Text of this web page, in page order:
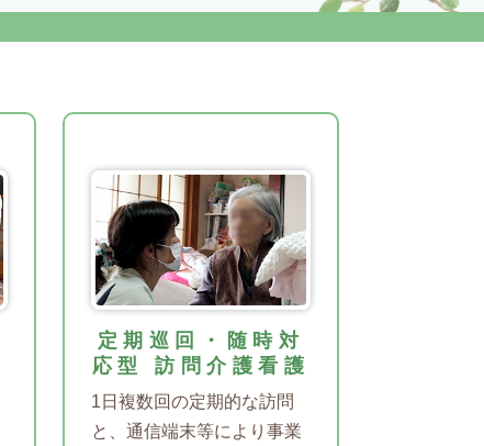
定期巡回・随時対
応型
訪問介護看護
1日複数回の定期的な訪問
と、通信端末等により事業